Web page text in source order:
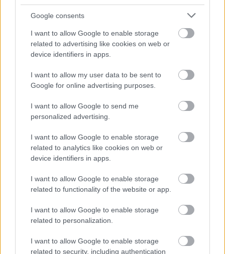
Google consents
I want to allow Google to enable storage
related to advertising like cookies on web or
device identifiers in apps.
I want to allow my user data to be sent to
Google for online advertising purposes.
I want to allow Google to send me
personalized advertising.
I want to allow Google to enable storage
related to analytics like cookies on web or
device identifiers in apps.
I want to allow Google to enable storage
related to functionality of the website or app.
I want to allow Google to enable storage
related to personalization.
I want to allow Google to enable storage
related to security, including authentication
τροφίμων,Γιούκι Μινάτο, τόνισε ότι:
κλιματική αλλαγήαυξάνει τον κίνδυνο
επιμόλυνσης τροφίμων.
Η αυξανόμενηαντοχή των μικροβίων στα
αντιβιοτικά
δυσκολεύει σημαντικά τη θεραπεία
των ασθενών.
Οι δύο αυτοί παράγοντες δημιουργούν νέες
προκλήσεις για τα συστήματα υγείας διεθνώς.
Το τεράστιο οικονομικό κόστος των
τροφιμογενών ασθενειών
Πέρα από τις ανθρώπινες απώλειες, τα μη ασφαλή
τρόφιμα επιφέρουν και σημαντικό οικονομικό
πλήγμα.